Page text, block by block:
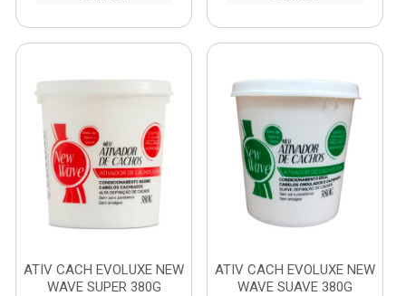
ATIV CACH EVOLUXE NEW
WAVE SUPER 380G
ATIV CACH EVOLUXE NEW
WAVE SUAVE 380G